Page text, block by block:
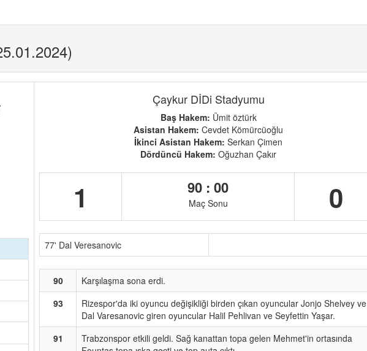
Çaykur DİDi Stadyumu
Baş Hakem: Ümit öztürk
Asistan Hakem: Cevdet Kömürcüoğlu
İkinci Asistan Hakem: Serkan Çimen
Dördüncü Hakem: Oğuzhan Çakır
1 90 : 00
Maç Sonu 0
77' Dal Veresanovic
90
Karşılaşma sona erdi.
93
Rizespor'da iki oyuncu değişikliği birden çıkan oyuncular Jonjo Shelvey ve
Dal Varesanovic giren oyuncular Halil Pehlivan ve Seyfettin Yaşar.
91
Trabzonspor etkili geldi. Sağ kanattan topa gelen Mehmet'in ortasında